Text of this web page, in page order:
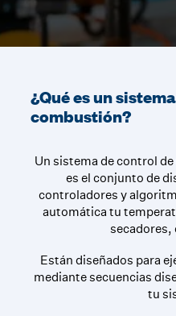
¿Qué es un
combustión?
Un sistema de control
es el conjunto de
controladores y
automática tu
secadores,
Están diseñados para
mediante secuencias
tu